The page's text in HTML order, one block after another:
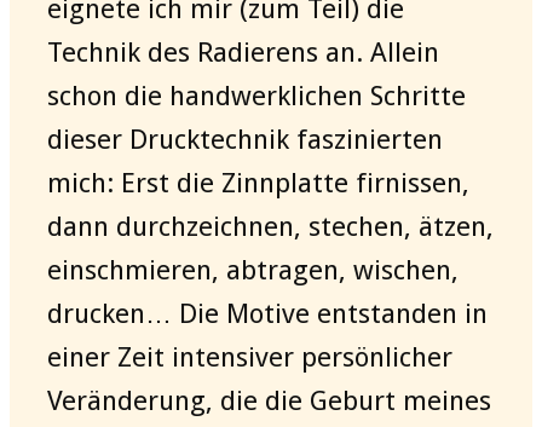
eignete ich mir (zum Teil) die
Technik des Radierens an. Allein
schon die handwerklichen Schritte
dieser Drucktechnik faszinierten
mich: Erst die Zinnplatte firnissen,
dann durchzeichnen, stechen, ätzen,
einschmieren, abtragen, wischen,
drucken… Die Motive entstanden in
einer Zeit intensiver persönlicher
Veränderung, die die Geburt meines